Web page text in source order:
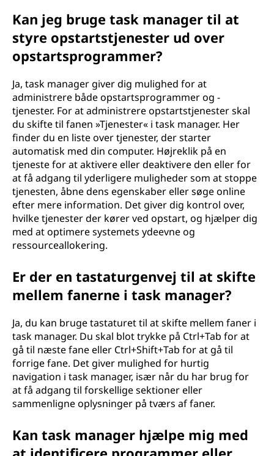
Kan jeg bruge task manager til at
styre opstartstjenester ud over
opstartsprogrammer?
Ja, task manager giver dig mulighed for at
administrere både opstartsprogrammer og -
tjenester. For at administrere opstartstjenester skal
du skifte til fanen »Tjenester« i task manager. Her
finder du en liste over tjenester, der starter
automatisk med din computer. Højreklik på en
tjeneste for at aktivere eller deaktivere den eller for
at få adgang til yderligere muligheder som at stoppe
tjenesten, åbne dens egenskaber eller søge online
efter mere information. Det giver dig kontrol over,
hvilke tjenester der kører ved opstart, og hjælper dig
med at optimere systemets ydeevne og
ressourceallokering.
Er der en tastaturgenvej til at skifte
mellem fanerne i task manager?
Ja, du kan bruge tastaturet til at skifte mellem faner i
task manager. Du skal blot trykke på Ctrl+Tab for at
gå til næste fane eller Ctrl+Shift+Tab for at gå til
forrige fane. Det giver mulighed for hurtig
navigation i task manager, især når du har brug for
at få adgang til forskellige sektioner eller
sammenligne oplysninger på tværs af faner.
Kan task manager hjælpe mig med